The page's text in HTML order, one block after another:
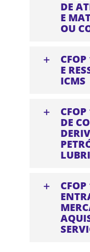
DE
E
OU
E
ICMS
DE